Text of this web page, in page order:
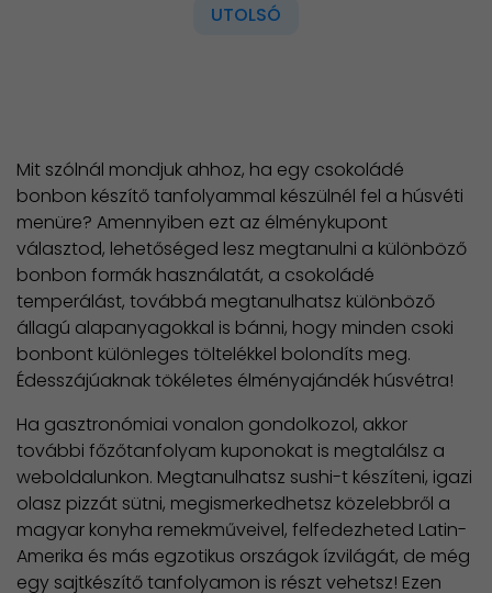
UTOLSÓ
Mit szólnál mondjuk ahhoz, ha egy csokoládé
bonbon készítő tanfolyammal készülnél fel a húsvéti
menüre? Amennyiben ezt az élménykupont
választod, lehetőséged lesz megtanulni a különböző
bonbon formák használatát, a csokoládé
temperálást, továbbá megtanulhatsz különböző
állagú alapanyagokkal is bánni, hogy minden csoki
bonbont különleges töltelékkel bolondíts meg.
Édesszájúaknak tökéletes élményajándék húsvétra!
Ha gasztronómiai vonalon gondolkozol, akkor
további főzőtanfolyam kuponokat is megtalálsz a
weboldalunkon. Megtanulhatsz sushi-t készíteni, igazi
olasz pizzát sütni, megismerkedhetsz közelebbről a
magyar konyha remekműveivel, felfedezheted Latin-
Amerika és más egzotikus országok ízvilágát, de még
egy sajtkészítő tanfolyamon is részt vehetsz! Ezen